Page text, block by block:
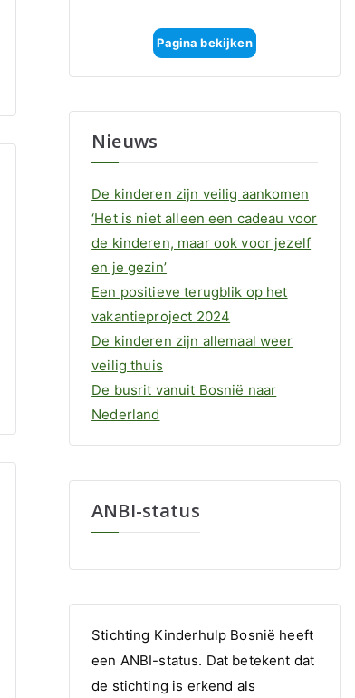
Pagina bekijken
Nieuws
De kinderen zijn veilig aankomen
‘Het is niet alleen een cadeau voor
de kinderen, maar ook voor jezelf
en je gezin’
Een positieve terugblik op het
vakantieproject 2024
De kinderen zijn allemaal weer
veilig thuis
De busrit vanuit Bosnië naar
Nederland
ANBI-status
Stichting Kinderhulp Bosnië heeft
een ANBI-status. Dat betekent dat
de stichting is erkend als